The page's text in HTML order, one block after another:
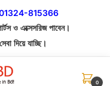
815366
ও এক্সেসরিজ পাবেন।
দিয়ে যাচ্ছি।
0